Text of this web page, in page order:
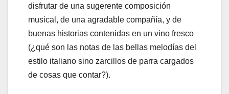
disfrutar de una sugerente composición
musical, de una agradable compañía, y de
buenas historias contenidas en un vino fresco
(¿qué son las notas de las bellas melodías del
estilo italiano sino zarcillos de parra cargados
de cosas que contar?).